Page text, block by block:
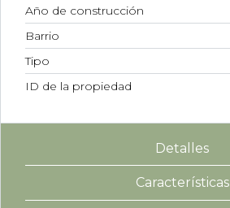
Año de construcción
Barrio
Tipo
ID de la propiedad
Detalles
Características